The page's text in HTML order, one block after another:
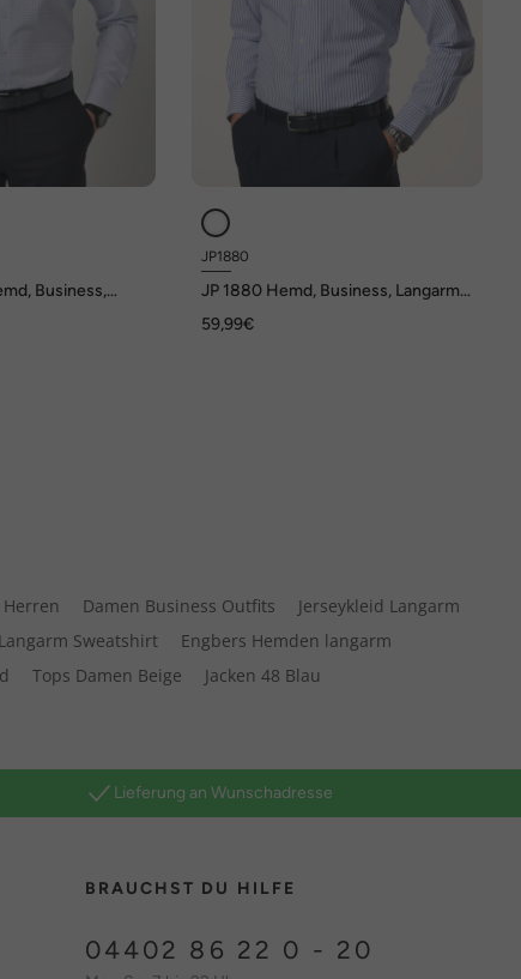
Business,
JP1880
JP 1880 Hemd, Business, Langarm,
Comfort Fit, bis 8XL
59,99€
Herren Damen Business Outfits
Jerseykleid Langarm
Langarm Sweatshirt
Engbers Hemden langarm
Tops Damen Beige
Jacken 48 Blau
Lieferung an Wunschadresse
BRAUCHST DU HILFE
04402 86 22 0 - 20